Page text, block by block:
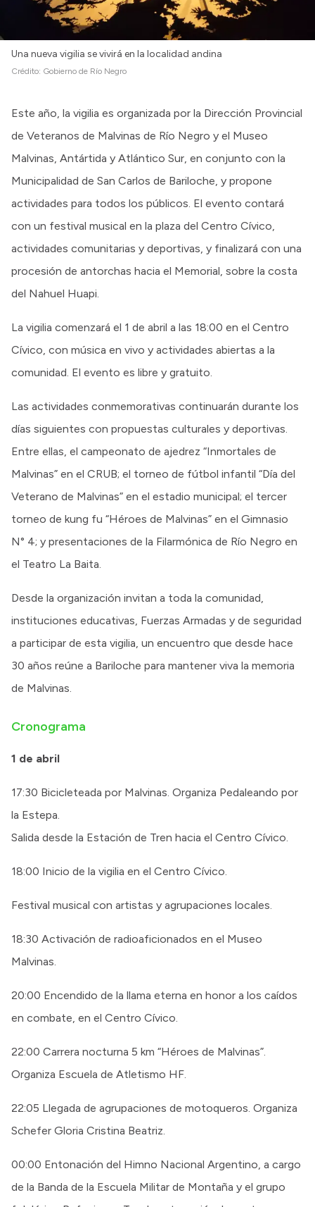
Una nueva vigilia se vivirá en la localidad andina
Crédito: Gobierno de Río Negro
Este año, la vigilia es organizada por la Dirección Provincial
de Veteranos de Malvinas de Río Negro y el Museo
Malvinas, Antártida y Atlántico Sur, en conjunto con la
Municipalidad de San Carlos de Bariloche, y propone
actividades para todos los públicos. El evento contará
con un festival musical en la plaza del Centro Cívico,
actividades comunitarias y deportivas, y finalizará con una
procesión de antorchas hacia el Memorial, sobre la costa
del Nahuel Huapi.
La vigilia comenzará el 1 de abril a las 18:00 en el Centro
Cívico, con música en vivo y actividades abiertas a la
comunidad. El evento es libre y gratuito.
Las actividades conmemorativas continuarán durante los
días siguientes con propuestas culturales y deportivas.
Entre ellas, el campeonato de ajedrez “Inmortales de
Malvinas” en el CRUB; el torneo de fútbol infantil “Día del
Veterano de Malvinas” en el estadio municipal; el tercer
torneo de kung fu “Héroes de Malvinas” en el Gimnasio
N° 4; y presentaciones de la Filarmónica de Río Negro en
el Teatro La Baita.
Desde la organización invitan a toda la comunidad,
instituciones educativas, Fuerzas Armadas y de seguridad
a participar de esta vigilia, un encuentro que desde hace
30 años reúne a Bariloche para mantener viva la memoria
de Malvinas.
Cronograma
1 de abril
17:30 Bicicleteada por Malvinas. Organiza Pedaleando por
la Estepa.
Salida desde la Estación de Tren hacia el Centro Cívico.
18:00 Inicio de la vigilia en el Centro Cívico.
Festival musical con artistas y agrupaciones locales.
18:30 Activación de radioaficionados en el Museo
Malvinas.
20:00 Encendido de la llama eterna en honor a los caídos
en combate, en el Centro Cívico.
22:00 Carrera nocturna 5 km “Héroes de Malvinas”.
Organiza Escuela de Atletismo HF.
22:05 Llegada de agrupaciones de motoqueros. Organiza
Schefer Gloria Cristina Beatriz.
00:00 Entonación del Himno Nacional Argentino, a cargo
de la Banda de la Escuela Militar de Montaña y el grupo